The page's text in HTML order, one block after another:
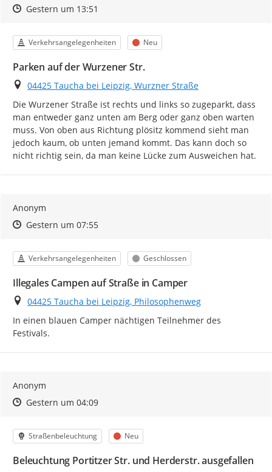
Zeitpunkt des Erstellens
Zeitpunkt des Erstellens
Gestern um 13:51
Kategorie
Verkehrsangelegenheiten Status
Neu
Parken auf der Wurzener Str.
Ort
04425 Taucha bei Leipzig, Wurzner Straße
Die Wurzener Straße ist rechts und links so zugeparkt, dass
man entweder ganz unten am Berg oder ganz oben warten
muss. Von oben aus Richtung plösitz kommend sieht man
jedoch kaum, ob unten jemand kommt. Das kann doch so
nicht richtig sein, da man keine Lücke zum Ausweichen hat.
Anonym
Zeitpunkt des Erstellens
Zeitpunkt des Erstellens
Gestern um 07:55Zur Äußerung
Kategorie
Verkehrsangelegenheiten Status
Geschlossen
Illegales Campen auf Straße in Camper
Ort
04425 Taucha bei Leipzig, Philosophenweg
In einen blauen Camper nächtigen Teilnehmer des
Festivals.
Anonym
Zeitpunkt des Erstellens
Zeitpunkt des Erstellens
Gestern um 04:09Zur Äußerung
Kategorie
Straßenbeleuchtung Status
Neu
Beleuchtung Portitzer Str. und Herderstr. ausgefallen